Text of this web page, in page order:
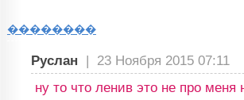
��������
Руслан | 23 Ноября 2015 07:11
ну то что ленив это не про меня